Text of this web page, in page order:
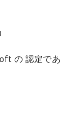
の 認定であ